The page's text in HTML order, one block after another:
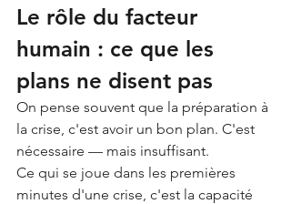
Le rôle du facteur
humain : ce que les
plans ne disent pas
On pense souvent que la préparation à
la crise, c'est avoir un bon plan. C'est
nécessaire — mais insuffisant.
Ce qui se joue dans les premières
minutes d'une crise, c'est la capacité